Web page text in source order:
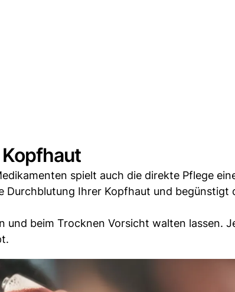
spielt auch die direkte Pflege
Durchblutung Ihrer Kopfhaut und begünstigt
und beim Trocknen Vorsicht walten lassen.